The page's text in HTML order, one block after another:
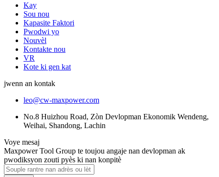
Kay
Sou nou
Kapasite Faktori
Pwodwi yo
Nouvèl
Kontakte nou
VR
Kote ki gen kat
jwenn an kontak
leo@cw-maxpower.com
No.8 Huizhou Road, Zòn Devlopman Ekonomik Wendeng,
Weihai, Shandong, Lachin
Voye mesaj
Maxpower Tool Group te toujou angaje nan devlopman ak
pwodiksyon zouti pyès ki nan konpitè